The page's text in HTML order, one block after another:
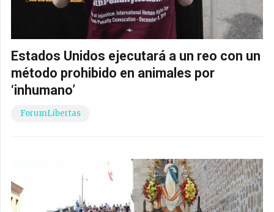
Estados Unidos ejecutará a un reo con un
método prohibido en animales por
‘inhumano’
ForumLibertas